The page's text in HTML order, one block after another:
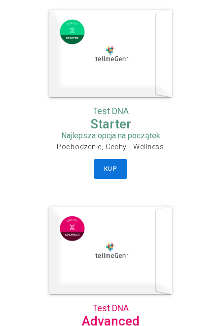
Test DNA
Starter
Najlepsza opcja na początek
Pochodzenie, Cechy i Wellness
KUP
Test DNA
Advanced